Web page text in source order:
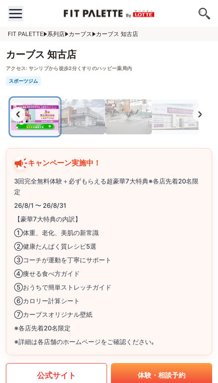
FIT PALETTE 系列店 カーブス カーブス 知古店
カーブス 知古店
アクセス: サンリブから徒歩2分くすりのハッピー薬局内
スポーツジム
キャンペーン実施中！
3回完全無料体験＋必ずもらえる超豪華7大特典※各店先着20名限
定
26/8/1 〜 26/8/31
【豪華7大特典の内訳】
①体重、老化、美肌の新常識
②健康たんぱく質レシピ5選
③コーチが運動を丁寧にサポート
④痩せる食べ方ガイド
⑤おうちで簡単ストレッチガイド
⑥カロリー計算シート
⑦カーブスオリジナル壁紙
※各店先着20名限定
※詳細は各店舗のホームページをご確認ください｡
公式サイト 体験・相談予約